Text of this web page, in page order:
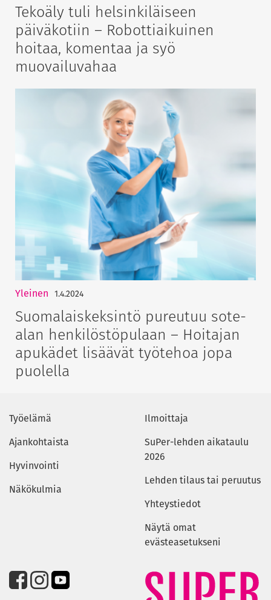
Tekoäly tuli helsinkiläiseen
päiväkotiin – Robottiaikuinen
hoitaa, komentaa ja syö
muovailuvahaa
Yleinen 1.4.2024
Suomalaiskeksintö pureutuu sote-
alan henkilöstöpulaan – Hoitajan
apukädet lisäävät työtehoa jopa
puolella
Työelämä
Ajankohtaista
Hyvinvointi
Näkökulmia
Ilmoittaja
SuPer-lehden aikataulu
2026
Lehden tilaus tai peruutus
Yhteystiedot
Näytä omat
evästeasetukseni